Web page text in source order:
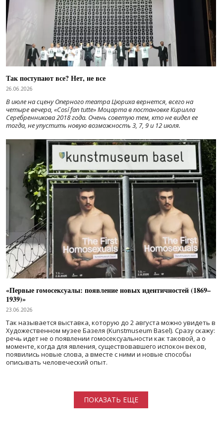
Так поступают все? Нет, не все
26.06.2026
В июле на сцену Оперного театра Цюриха вернется, всего на
четыре вечера, «Cosí fan tutte» Моцарта в постановке Кирилла
Серебренникова 2018 года. Очень советую тем, кто не видел ее
тогда, не упустить новую возможность 3, 7, 9 и 12 июля.
«Первые гомосексуалы: появление новых идентичностей (1869–
1939)»
23.06.2026
Так называется выставка, которую до 2 августа можно увидеть в
Художественном музее Базеля (Kunstmuseum Basel). Сразу скажу:
речь идет не о появлении гомосексуальности как таковой, а о
моменте, когда для явления, существовавшего испокон веков,
появились новые слова, а вместе с ними и новые способы
описывать человеческий опыт.
ПОКАЗАТЬ ЕЩЕ